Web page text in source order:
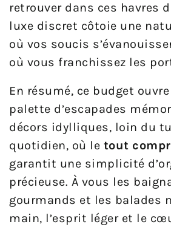
retrouver dans ces havres
luxe discret côtoie une
où vos soucis
où vous franchissez les
En résumé, ce budget
palette d’escapades
décors idylliques, loin du
quotidien, où le tout
garantit une simplicité
précieuse. À vous les
gourmands et les balades
main, l’esprit léger et le